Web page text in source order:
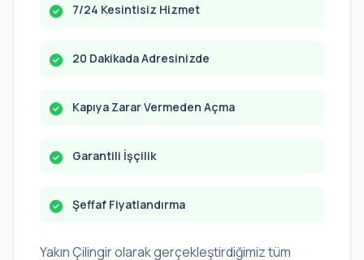
7/24 Kesintisiz Hizmet
20 Dakikada Adresinizde
Kapıya Zarar Vermeden Açma
Garantili İşçilik
Şeffaf Fiyatlandırma
Yakın Çilingir olarak gerçekleştirdiğimiz tüm